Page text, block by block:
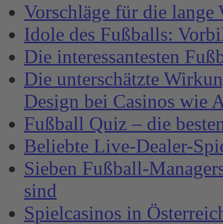
Vorschläge für die lange
Idole des Fußballs:
Die interessantesten
Die unterschätzte
Design bei Casinos wie
Fußball Quiz – die
Beliebte Live-Dealer-
Sieben Fußball-
sind
Spielcasinos in